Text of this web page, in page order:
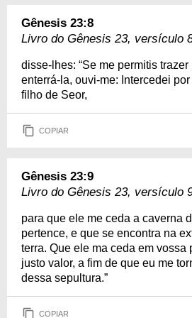
Gênesis 23:8
Livro do Gênesis 23, versículo
disse-lhes: “Se me permitis
enterrá-la, ouvi-me: Intercedei
filho de Seor,
COPIAR
Gênesis 23:9
Livro do Gênesis 23, versículo
para que ele me ceda a caverna
pertence, e que se encontra na
terra. Que ele ma ceda em vossa
justo valor, a fim de que eu me
dessa sepultura.”
COPIAR